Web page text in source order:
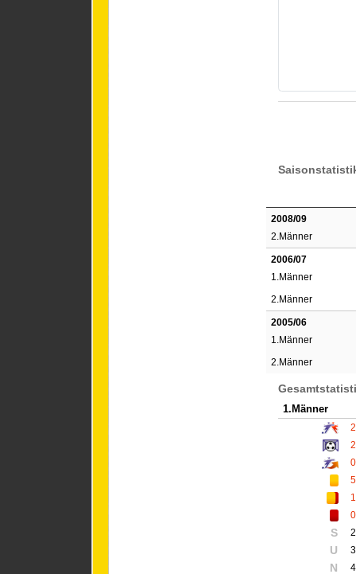
2008/09
2.Männer
2006/07
1.Männer
2.Männer
2005/06
1.Männer
2.Männer
1.Männer
2
0
5
1
0
S
U
N